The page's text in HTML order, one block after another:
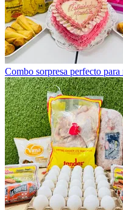
Combo sorpresa perfecto para